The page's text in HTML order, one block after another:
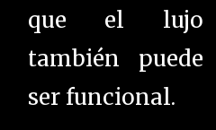
que el lujo
también puede
ser funcional.